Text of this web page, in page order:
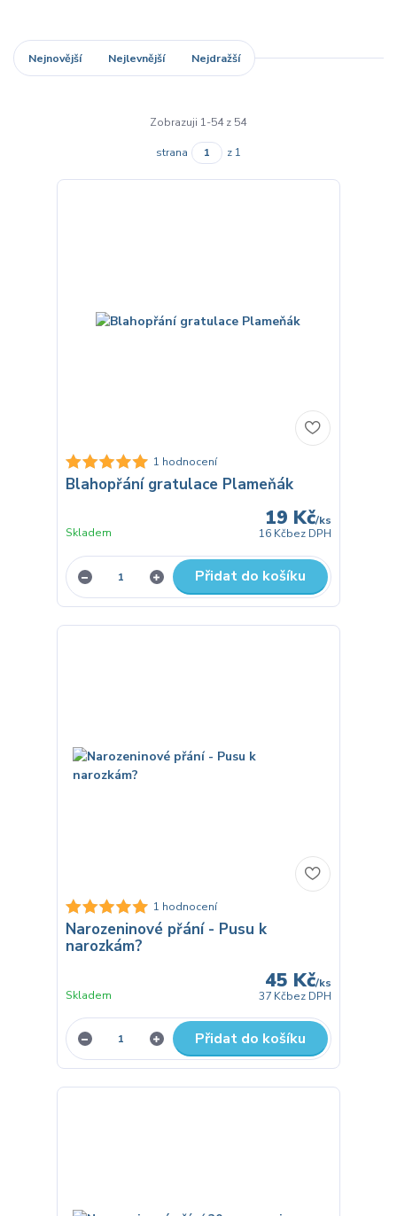
Nejnovější Nejlevnější Nejdražší
Zobrazuji 1-54 z 54
strana z 1
1 hodnocení
Blahopřání gratulace Plameňák
19 Kč/ks
16 Kčbez DPH
Skladem
Přidat do košíku
1 hodnocení
Narozeninové přání - Pusu k
narozkám?
45 Kč/ks
37 Kčbez DPH
Skladem
Přidat do košíku